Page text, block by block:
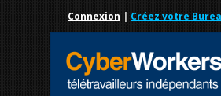
Connexion | Créez votre